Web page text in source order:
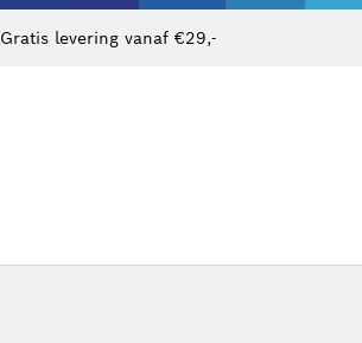
Gratis levering vanaf €29,-